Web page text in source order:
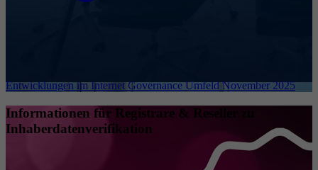
Entwicklungen im Internet Governance Umfeld November 2025
Informationen für Registrare & Reseller zu
Inhaberdatenverifikation